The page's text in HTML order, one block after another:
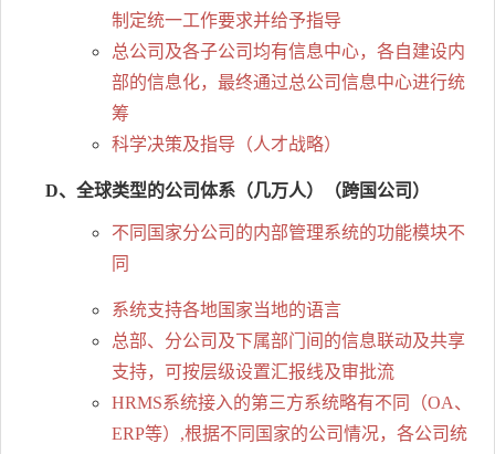
制定统一工作要求并给予指导
总公司及各子公司均有信息中心，各自建设内
部的信息化，最终通过总公司信息中心进行统
筹
科学决策及指导（人才战略）
D、全球类型的公司体系（几万人）（跨国公司）
不同国家分公司的内部管理系统的功能模块不
同
系统支持各地国家当地的语言
总部、分公司及下属部门间的信息联动及共享
支持，可按层级设置汇报线及审批流
HRMS系统接入的第三方系统略有不同（OA、
ERP等）,根据不同国家的公司情况，各公司统